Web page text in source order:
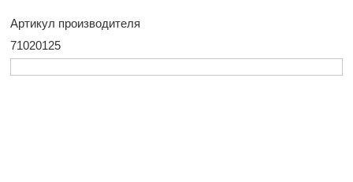
Артикул производителя
71020125